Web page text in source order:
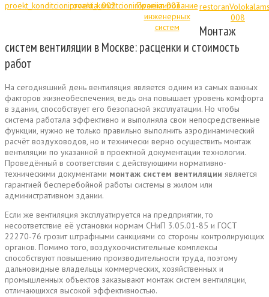
Монтаж
систем вентиляции в Москве: расценки и стоимость
работ
На сегодняшний день вентиляция является одним из самых важных
факторов жизнеобеспечения, ведь она повышает уровень комфорта
в здании, способствует его безопасной эксплуатации. Но чтобы
система работала эффективно и выполняла свои непосредственные
функции, нужно не только правильно выполнить аэродинамический
расчёт воздуховодов, но и технически верно осуществить монтаж
вентиляции по указанной в проектной документации технологии.
Проведённый в соответствии с действующими нормативно-
техническими документами монтаж систем вентиляции является
гарантией бесперебойной работы системы в жилом или
административном здании.
Если же вентиляция эксплуатируется на предприятии, то
несоответствие её установки нормам СНиП 3.05.01-85 и ГОСТ
22270-76 грозит штрафными санкциями со стороны контролирующих
органов. Помимо того, воздухоочистительные комплексы
способствуют повышению производительности труда, поэтому
дальновидные владельцы коммерческих, хозяйственных и
промышленных объектов заказывают монтаж систем вентиляции,
отличающихся высокой эффективностью.